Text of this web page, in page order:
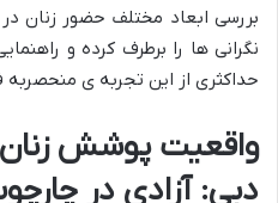
بررسی ابعاد مختلف حضور زنان
نگرانی ها را برطرف کرده و
حداکثری از این تجربه ی منحصربه
واقعیت پوشش
دبی: آزادی در